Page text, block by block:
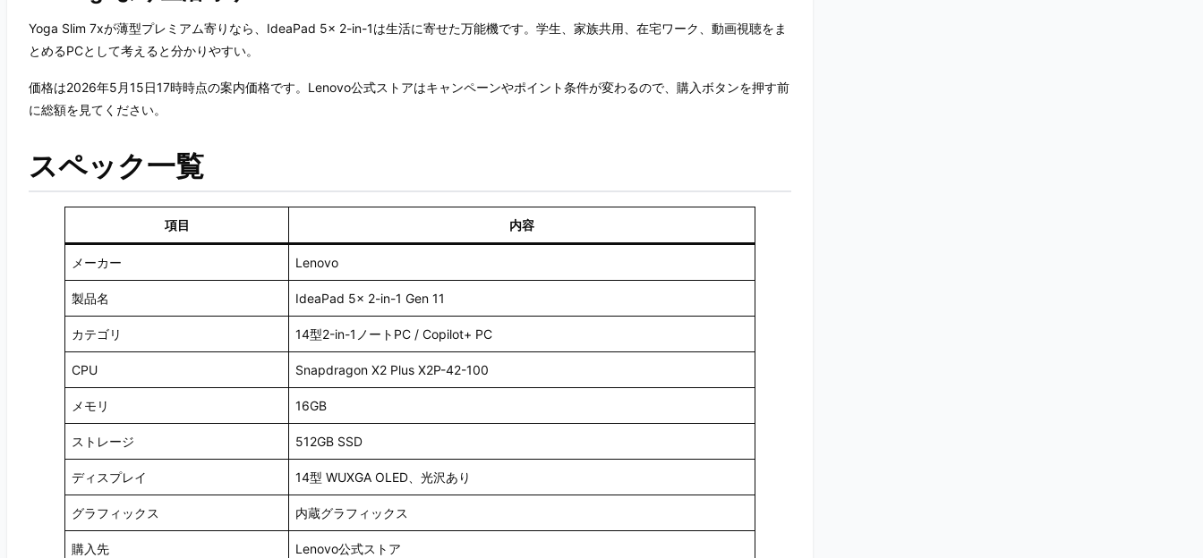
Yoga Slim 7xが薄型プレミアム寄りなら、IdeaPad 5x 2-in-1は生活に寄せた万能機です。学生、家族共用、在宅ワーク、動画視聴をま
とめるPCとして考えると分かりやすい。
価格は2026年5月15日17時時点の案内価格です。Lenovo公式ストアはキャンペーンやポイント条件が変わるので、購入ボタンを押す前
に総額を見てください。
スペック一覧
項目 内容
メーカー Lenovo
製品名 IdeaPad 5x 2-in-1 Gen 11
カテゴリ 14型2-in-1ノートPC / Copilot+ PC
CPU Snapdragon X2 Plus X2P-42-100
メモリ 16GB
ストレージ 512GB SSD
ディスプレイ 14型 WUXGA OLED、光沢あり
グラフィックス 内蔵グラフィックス
購入先 Lenovo公式ストア